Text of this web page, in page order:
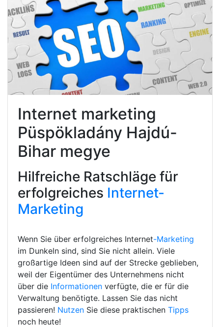
Internet marketing
Püspökladány Hajdú-
Bihar megye
Hilfreiche Ratschläge für
erfolgreiches Internet-
Marketing
Wenn Sie über erfolgreiches Internet-Marketing
im Dunkeln sind, sind Sie nicht allein. Viele
großartige Ideen sind auf der Strecke geblieben,
weil der Eigentümer des Unternehmens nicht
über die Informationen verfügte, die er für die
Verwaltung benötigte. Lassen Sie das nicht
passieren! Nutzen Sie diese praktischen Tipps
noch heute!